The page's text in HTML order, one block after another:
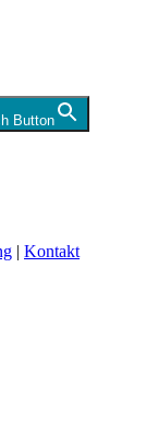
Button
| Kontakt